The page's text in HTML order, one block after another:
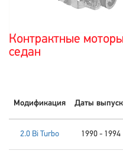
Контрактные
седан
Модификация Даты
2.0 Bi Turbo 1990 - 1994